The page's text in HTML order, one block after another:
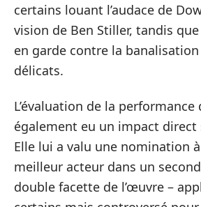
certains louant l’audace de
vision de Ben Stiller, tandis
en garde contre la
délicats.
L’évaluation de la performance
également eu un impact direct
Elle lui a valu une nomination à
meilleur acteur dans un
double facette de l’œuvre –